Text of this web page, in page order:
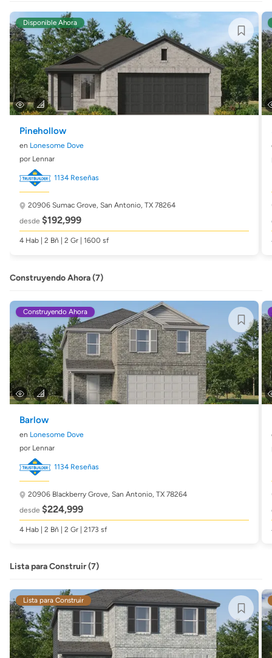
Disponible Ahora
Pinehollow
en Lonesome Dove
por Lennar
1134 Reseñas
20906 Sumac Grove, San Antonio, TX 78264
desde $192,999
4 Hab | 2 Bñ | 2 Gr | 1600 sf
Construyendo Ahora (7)
Construyendo Ahora
Barlow
en Lonesome Dove
por Lennar
1134 Reseñas
20906 Blackberry Grove, San Antonio, TX 78264
desde $224,999
4 Hab | 2 Bñ | 2 Gr | 2173 sf
Lista para Construir (7)
Lista para Construir